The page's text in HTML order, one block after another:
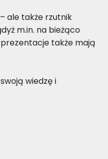
ale także rzutnik
m.in. na bieżąco
także mają
wiedzę i